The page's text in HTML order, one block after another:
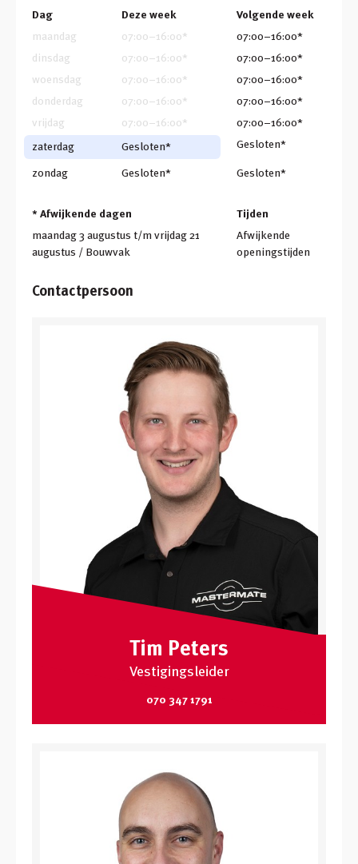
Dag Deze week
Volgende week
maandag
07:00–16:00* 07:00–16:00*
dinsdag
07:00–16:00* 07:00–16:00*
woensdag
07:00–16:00* 07:00–16:00*
donderdag
07:00–16:00* 07:00–16:00*
vrijdag
07:00–16:00* 07:00–16:00*
zaterdag
Gesloten*
Gesloten*
zondag
Gesloten* Gesloten*
* Afwijkende dagen
Tijden
maandag 3 augustus t/m vrijdag 21
augustus / Bouwvak
Afwijkende
openingstijden
Contactpersoon
Tim Peters
Vestigingsleider
070 347 1791